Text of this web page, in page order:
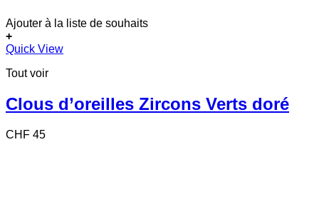
Ajouter à la liste de souhaits
+
Quick View
Tout voir
Clous d’oreilles Zircons Verts doré
CHF 45